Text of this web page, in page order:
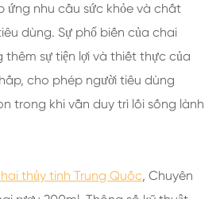
ứng nhu cầu sức khỏe và chất
dùng. Sự phổ biến của chai
thêm sự tiện lợi và thiết thực của
cho phép người tiêu dùng
trong khi vẫn duy trì lối sống lành
thủy tinh Trung Quốc, Chuyên